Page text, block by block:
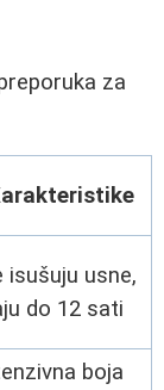
za
isušuju usne,
do 12 sati
boja